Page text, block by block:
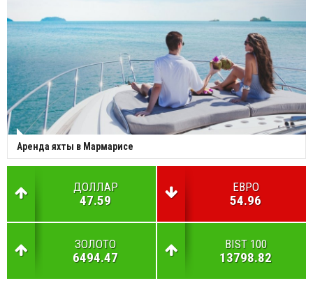
Аренда яхты в Мармарисе
ДОЛЛАР
47.59
ЕВРО
54.96
ЗОЛОТО
6494.47
BIST 100
13798.82